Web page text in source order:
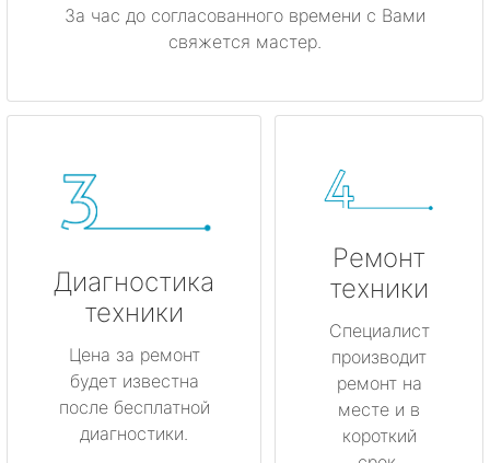
За час до согласованного времени с Вами
свяжется мастер.
Диагностика
техники
Цена за ремонт
будет известна
после бесплатной
диагностики.
Ремонт
техники
Специалист
производит
ремонт на
месте и в
короткий